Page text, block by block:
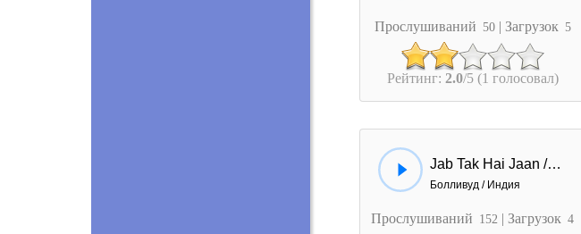
Прослушиваний 50 | Загрузок 5
Рейтинг: 2.0/5 (1 голосовал)
Jab Tak Hai Jaan / Пока Я Жив
Болливуд / Индия
Прослушиваний 152 | Загрузок 4